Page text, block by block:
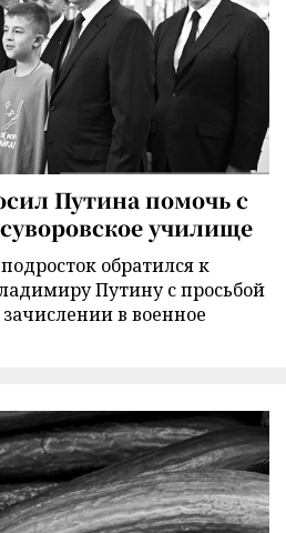
Путина помочь с
училище
обратился к
Путину с просьбой
зачислении в военное